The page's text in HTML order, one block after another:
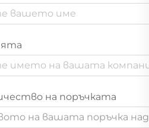
на поръчката
на вашата поръчка